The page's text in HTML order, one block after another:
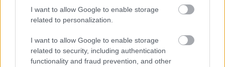
I want to allow Google to enable storage
related to personalization.
I want to allow Google to enable storage
related to security, including authentication
functionality and fraud prevention, and other
MUCSI ZOLTÁN VISSZATÉR – EGY ÉLETEM